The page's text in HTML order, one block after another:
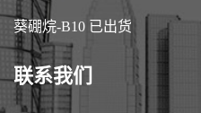
葵硼烷-B10 已出货
联系我们